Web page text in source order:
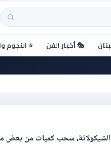
🎭 أخبار الفن ⭐ النجوم
سحب كميات من بعض